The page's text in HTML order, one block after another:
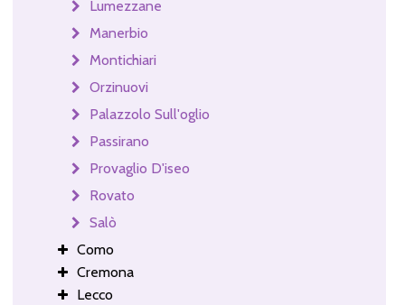
Lumezzane
Manerbio
Montichiari
Orzinuovi
Palazzolo Sull'oglio
Passirano
Provaglio D'iseo
Rovato
Salò
Como
Cremona
Lecco